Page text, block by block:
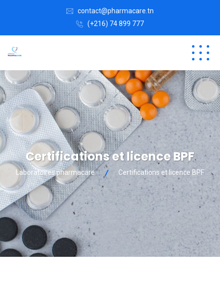
contact@pharmacare.tn
(+216) 74 899 777
Certifications et licence BPF
Laboratoires pharmacare Certifications et licence BPF